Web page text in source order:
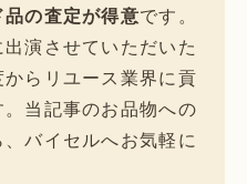
の査定が得意です。
演させていただいた
らリユース業界に貢
当記事のお品物への
バイセルへお気軽に